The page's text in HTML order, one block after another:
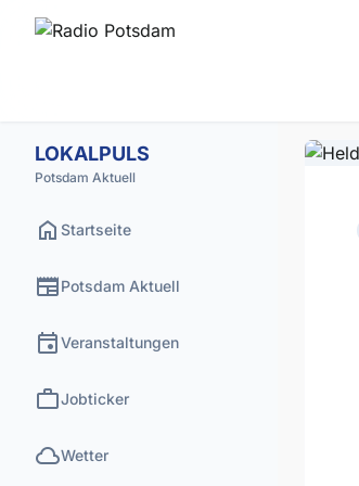
LOKALPULS
Potsdam Aktuell
home Startseite
newspaperPotsdam Aktuell
eventVeranstaltungen
workJobticker
cloudWetter